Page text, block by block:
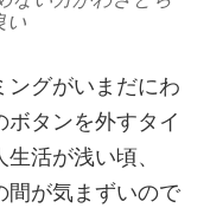
い
ングがいまだにわ
タンを外すタイ
活が浅い頃、
間が気まずいので